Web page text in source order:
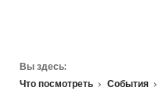
Вы здесь:
Что посмотреть
События